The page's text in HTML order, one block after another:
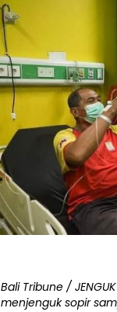
Bali Tribune /
menjenguk sopir